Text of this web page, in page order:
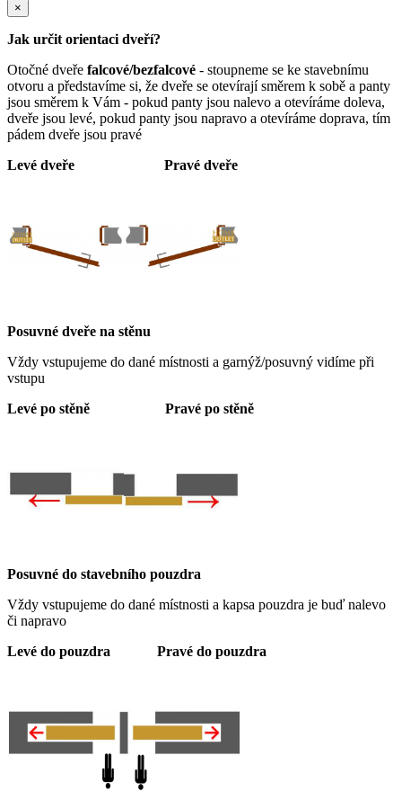
×
Jak určit orientaci dveří?
Otočné dveře falcové/bezfalcové - stoupneme se ke stavebnímu
otvoru a představíme si, že dveře se otevírají směrem k sobě a panty
jsou směrem k Vám - pokud panty jsou nalevo a otevíráme doleva,
dveře jsou levé, pokud panty jsou napravo a otevíráme doprava, tím
pádem dveře jsou pravé
Levé dveře Pravé dveře
Posuvné dveře na stěnu
Vždy vstupujeme do dané místnosti a garnýž/posuvný vidíme při
vstupu
Levé po stěně
Pravé po stěně
Posuvné do stavebního pouzdra
Vždy vstupujeme do dané místnosti a kapsa pouzdra je buď nalevo
či napravo
Levé do pouzdra
Pravé do pouzdra